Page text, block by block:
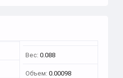
Вес: 0.088
Объем: 0.00098